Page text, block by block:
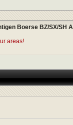
Boerse BZ/SX/SH
areas!